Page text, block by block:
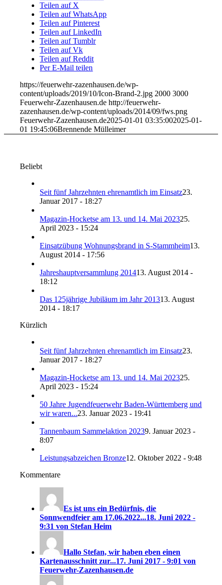
Teilen auf X
Teilen auf WhatsApp
Teilen auf Pinterest
Teilen auf LinkedIn
Teilen auf Tumblr
Teilen auf Vk
Teilen auf Reddit
Per E-Mail teilen
https://feuerwehr-zazenhausen.de/wp-
content/uploads/2019/10/Icon-Brand-2.jpg 2000 3000
Feuerwehr-Zazenhausen.de http://feuerwehr-
zazenhausen.de/wp-content/uploads/2014/09/fws.png
Feuerwehr-Zazenhausen.de2025-01-01 03:35:002025-01-
01 19:45:06Brennende Mülleimer
Beliebt
Seit fünf Jahrzehnten ehrenamtlich im Einsatz23.
Januar 2017 - 18:27
Magazin-Hocketse am 13. und 14. Mai 202325.
April 2023 - 15:24
Einsatzübung Wohnungsbrand in S-Stammheim13.
August 2014 - 17:56
Jahreshauptversammlung 201413. August 2014 -
18:12
Das 125jährige Jubiläum im Jahr 201313. August
2014 - 18:17
Kürzlich
Seit fünf Jahrzehnten ehrenamtlich im Einsatz23.
Januar 2017 - 18:27
Magazin-Hocketse am 13. und 14. Mai 202325.
April 2023 - 15:24
50 Jahre Jugendfeuerwehr Baden-Württemberg und
wir waren...23. Januar 2023 - 19:41
Tannenbaum Sammelaktion 20239. Januar 2023 -
8:07
Leistungsabzeichen Bronze12. Oktober 2022 - 9:48
Kommentare
Es ist uns ein Bedürfnis, die
Sonnwendfeier am 17.06.2022...18. Juni 2022 -
9:31 von Stefan Heim
Hallo Stefan, wir haben eben einen
Kartenausschnitt zur...17. Juni 2017 - 9:01 von
Feuerwehr-Zazenhausen.de